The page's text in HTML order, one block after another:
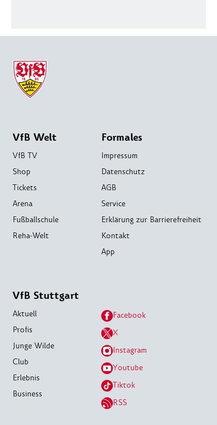
VfB Welt
VfB TV
Shop
Tickets
Arena
Fußballschule
Reha-Welt
Formales
Impressum
Datenschutz
AGB
Service
Erklärung zur Barrierefreiheit
Kontakt
App
VfB Stuttgart
Aktuell
Profis
Junge Wilde
Club
Erlebnis
Business
Facebook
X
Instagram
Youtube
Tiktok
RSS